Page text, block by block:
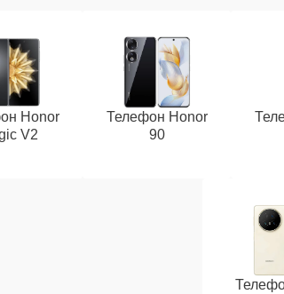
Honor
V2
Телефон Honor
90